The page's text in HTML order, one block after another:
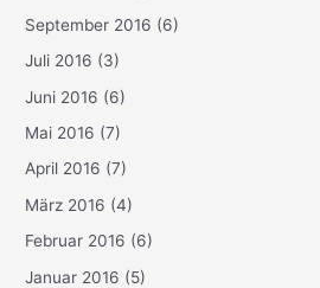
September 2016 (6)
Juli 2016 (3)
Juni 2016 (6)
Mai 2016 (7)
April 2016 (7)
März 2016 (4)
Februar 2016 (6)
Januar 2016 (5)